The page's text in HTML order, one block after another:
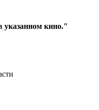
указанном кино."